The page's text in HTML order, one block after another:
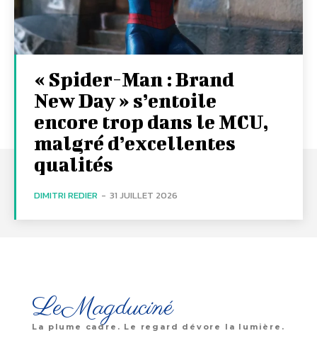
« Spider-Man : Brand
New Day » s’entoile
encore trop dans le MCU,
malgré d’excellentes
qualités
DIMITRI REDIER - 31 JUILLET 2026
LeMagduciné
La plume cadre. Le regard dévore la lumière.